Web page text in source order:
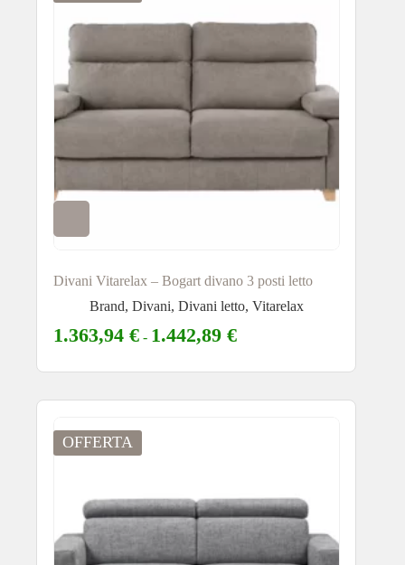
Divani Vitarelax – Bogart divano 3 posti letto
Brand, Divani, Divani letto, Vitarelax
1.363,94 € - 1.442,89 €
OFFERTA